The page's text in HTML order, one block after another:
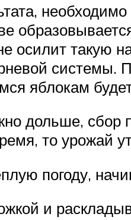
осилит такую
системы.
яблокам
дольше, сбор
то урожай
погоду,
и